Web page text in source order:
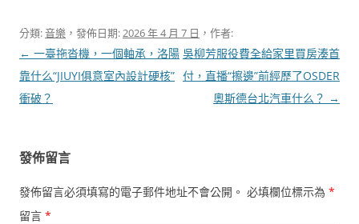
分類:音樂 ，發佈日期:2026 年 4 月 7 日 ，作者:
文
章
導
← 一臺拖沓機，一個軸承，洛陽
靠什么“JIUYI俱意室內設計硬核”
衝破？
吳柳芳服役費全給家里買房湊首
付，直播“擦邊”前經歷了OSDER
奧斯德台北汽車什么？ →
發佈留言
發佈留言必須填寫的電子郵件地址不會公開。 必填欄位標示為 *
留言 *